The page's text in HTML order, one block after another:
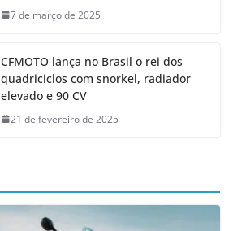
7 de março de 2025
CFMOTO lança no Brasil o rei dos
quadriciclos com snorkel, radiador
elevado e 90 CV
21 de fevereiro de 2025